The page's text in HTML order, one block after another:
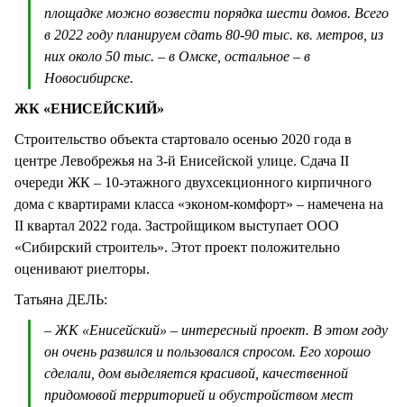
площадке можно возвести порядка шести домов. Всего
в 2022 году планируем сдать 80-90 тыс. кв. метров, из
них около 50 тыс. – в Омске, остальное – в
Новосибирске.
ЖК «ЕНИСЕЙСКИЙ»
Строительство объекта стартовало осенью 2020 года в
центре Левобрежья на 3-й Енисейской улице. Сдача II
очереди ЖК – 10-этажного двухсекционного кирпичного
дома с квартирами класса «эконом-комфорт» – намечена на
II квартал 2022 года. Застройщиком выступает ООО
«Сибирский строитель». Этот проект положительно
оценивают риелторы.
Татьяна ДЕЛЬ:
– ЖК «Енисейский» – интересный проект. В этом году
он очень развился и пользовался спросом. Его хорошо
сделали, дом выделяется красивой, качественной
придомовой территорией и обустройством мест